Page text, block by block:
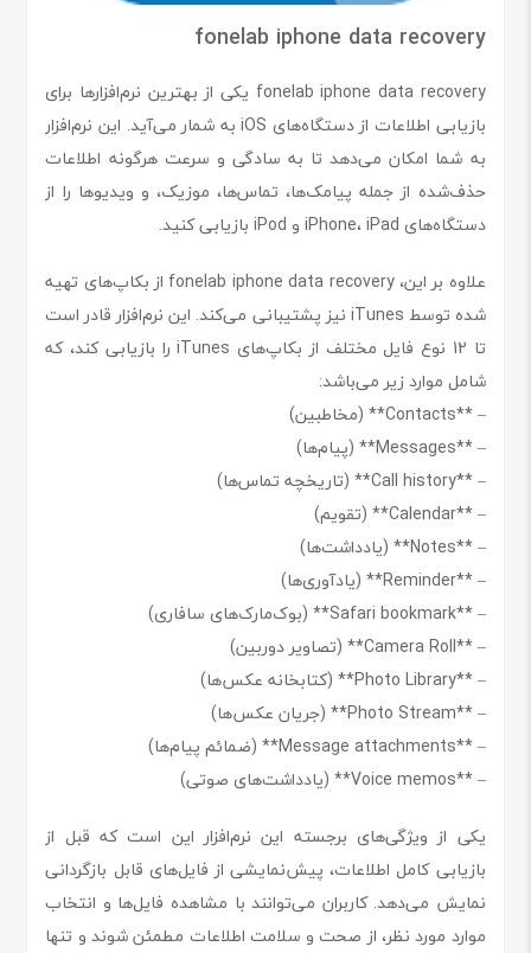
fonelab iphone data recovery
fonelab iphone data recovery یکی از بهترین نرم‌افزارها برای
بازیابی اطلاعات از دستگاه‌های iOS به شمار می‌آید. این نرم‌افزار
به شما امکان می‌دهد تا به سادگی و سرعت هرگونه اطلاعات
حذف‌شده از جمله پیامک‌ها، تماس‌ها، موزیک، و ویدیوها را از
دستگاه‌های iPhone، iPad و iPod بازیابی کنید.
علاوه بر این، fonelab iphone data recovery از بکاپ‌های تهیه
شده توسط iTunes نیز پشتیبانی می‌کند. این نرم‌افزار قادر است
تا 12 نوع فایل مختلف از بکاپ‌های iTunes را بازیابی کند، که
شامل موارد زیر می‌باشد:
– **Contacts** (مخاطبین)
– **Messages** (پیام‌ها)
– **Call history** (تاریخچه تماس‌ها)
– **Calendar** (تقویم)
– **Notes** (یادداشت‌ها)
– **Reminder** (یادآوری‌ها)
– **Safari bookmark** (بوک‌مارک‌های سافاری)
– **Camera Roll** (تصاویر دوربین)
– **Photo Library** (کتابخانه عکس‌ها)
– **Photo Stream** (جریان عکس‌ها)
– **Message attachments** (ضمائم پیام‌ها)
– **Voice memos** (یادداشت‌های صوتی)
یکی از ویژگی‌های برجسته این نرم‌افزار این است که قبل از
بازیابی کامل اطلاعات، پیش‌نمایشی از فایل‌های قابل بازگردانی
نمایش می‌دهد. کاربران می‌توانند با مشاهده فایل‌ها و انتخاب
موارد مورد نظر، از صحت و سلامت اطلاعات مطمئن شوند و تنها